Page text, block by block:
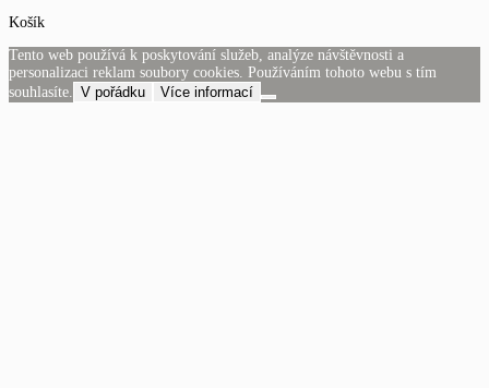
Košík
Tento web používá k poskytování služeb, analýze návštěvnosti a
personalizaci reklam soubory cookies. Používáním tohoto webu s tím
souhlasíte. V pořádku Více informací